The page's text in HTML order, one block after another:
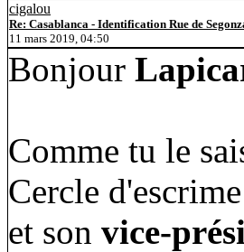
cigalou
Re: Casablanca - Identification Rue de
11 mars 2019, 04:50
Bonjour
Comme tu le
Cercle
et son vice-